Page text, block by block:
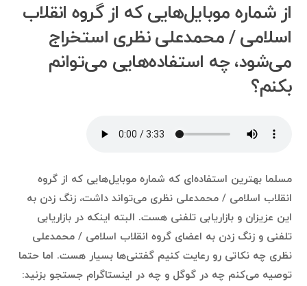
از شماره موبایل‌هایی که از گروه انقلاب
اسلامی / محمدعلی نظری استخراج
می‌شود، چه استفاده‌هایی می‌توانم
بکنم؟
مسلما بهترین استفاده‌ای که شماره موبایل‌هایی که از گروه
انقلاب اسلامی / محمدعلی نظری می‌تواند داشت، زنگ زدن به
این عزیزان و بازاریابی تلفنی هست. البته اینکه در بازاریابی
تلفنی و زنگ زدن به اعضای گروه انقلاب اسلامی / محمدعلی
نظری چه نکاتی رو رعایت کنیم گفتنی‌ها بسیار هست. اما حتما
توصیه می‌کنم چه در گوگل و چه در اینستاگرام جستجو بزنید: